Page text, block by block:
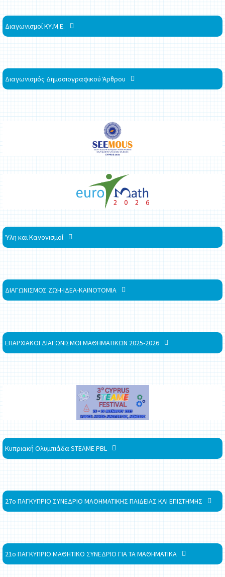
Διαγωνισμοί ΚΥ.Μ.Ε.
Διαγωνισμός Δημοσιογραφικού Άρθρου
Ύλη και Κανονισμοί
ΔΙΑΓΩΝΙΣΜΟΣ ΖΩΗ-ΙΔΕΑ-ΚΑΙΝΟΤΟΜΙΑ
ΕΠΑΡΧΙΑΚΟΙ ΔΙΑΓΩΝΙΣΜΟΙ ΜΑΘΗΜΑΤΙΚΩΝ 2025-2026
Κυπριακή Ολυμπιάδα STEAME PBL
27ο ΠΑΓΚΥΠΡΙΟ ΣΥΝΕΔΡΙΟ ΜΑΘΗΜΑΤΙΚΗΣ ΠΑΙΔΕΙΑΣ ΚΑΙ ΕΠΙΣΤΗΜΗΣ
21ο ΠΑΓΚΥΠΡΙΟ ΜΑΘΗΤΙΚΟ ΣΥΝΕΔΡΙΟ ΓΙΑ ΤΑ ΜΑΘΗΜΑΤΙΚΑ